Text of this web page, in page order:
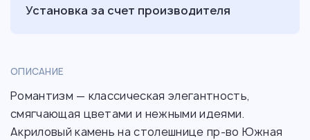
Установка за счет производителя
ОПИСАНИЕ
Романтизм — классическая элегантность,
смягчающая цветами и нежными идеями.
Акриловый камень на столешнице пр-во Южная